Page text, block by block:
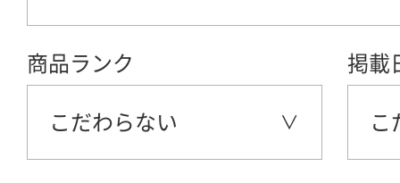
商品ランク
こだわらない
掲載
こ